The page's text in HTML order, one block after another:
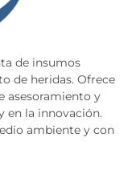
de insumos
de heridas. Ofrece
asesoramiento y
en la innovación.
ambiente y con